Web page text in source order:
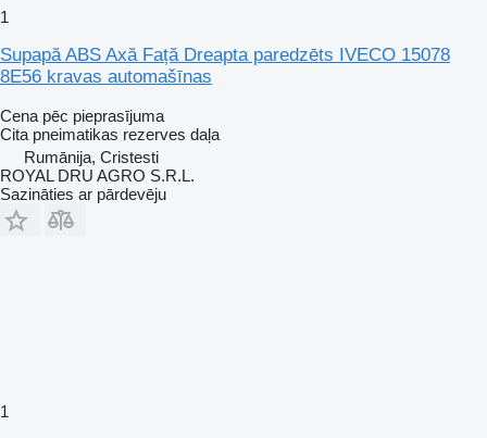
1
Supapă ABS Axă Față Dreapta paredzēts IVECO 15078
8E56 kravas automašīnas
Cena pēc pieprasījuma
Cita pneimatikas rezerves daļa
Rumānija, Cristesti
ROYAL DRU AGRO S.R.L.
Sazināties ar pārdevēju
1